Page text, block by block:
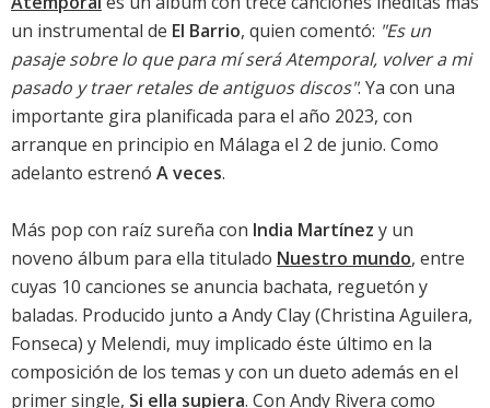
un instrumental de El Barrio, quien comentó: "Es un
pasaje sobre lo que para mí será Atemporal, volver a mi
pasado y traer retales de antiguos discos". Ya con una
importante gira planificada para el año 2023, con
arranque en principio en Málaga el 2 de junio. Como
adelanto estrenó A veces.
Más pop con raíz sureña con India Martínez y un
noveno álbum para ella titulado Nuestro mundo, entre
cuyas 10 canciones se anuncia bachata, reguetón y
baladas. Producido junto a Andy Clay (Christina Aguilera,
Fonseca) y Melendi, muy implicado éste último en la
composición de los temas y con un dueto además en el
primer single, Si ella supiera. Con Andy Rivera como